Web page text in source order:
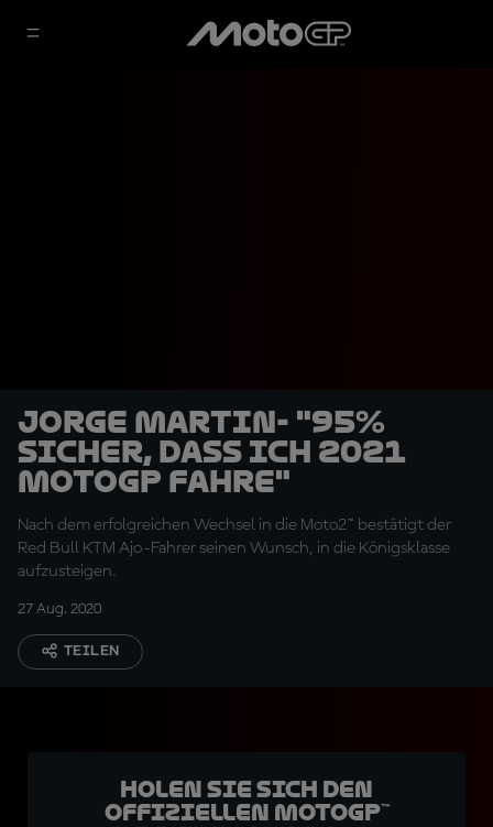
Jorge Martin- "95%
sicher, dass ich 2021
MotoGP fahre"
Nach dem erfolgreichen Wechsel in die Moto2™ bestätigt der
Red Bull KTM Ajo-Fahrer seinen Wunsch, in die Königsklasse
aufzusteigen.
27 Aug. 2020
TEILEN
Holen Sie sich den
offiziellen MotoGP™